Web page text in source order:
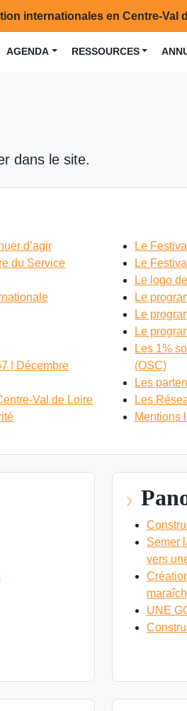
internationales en Centre-Val
AGENDA RESSOURCES
dans le site.
d’agir
du Service
| Décembre
Val de Loire
Le
Le
Le logo
Le
Le
Le
Les 1%
(OSC)
Les
Les
Mentions
Semer
vers
UNE